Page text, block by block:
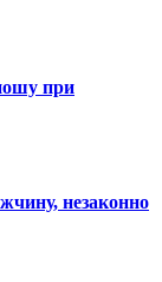
при
незаконно